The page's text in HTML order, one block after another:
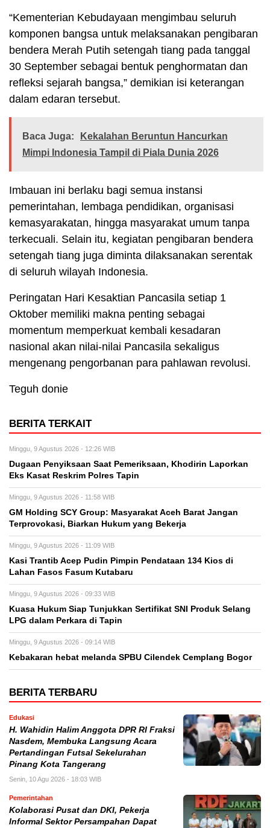
“Kementerian Kebudayaan mengimbau seluruh
komponen bangsa untuk melaksanakan pengibaran
bendera Merah Putih setengah tiang pada tanggal
30 September sebagai bentuk penghormatan dan
refleksi sejarah bangsa,” demikian isi keterangan
dalam edaran tersebut.
Baca Juga:
Kekalahan Beruntun Hancurkan
Mimpi Indonesia Tampil di Piala Dunia 2026
Imbauan ini berlaku bagi semua instansi
pemerintahan, lembaga pendidikan, organisasi
kemasyarakatan, hingga masyarakat umum tanpa
terkecuali. Selain itu, kegiatan pengibaran bendera
setengah tiang juga diminta dilaksanakan serentak
di seluruh wilayah Indonesia.
Peringatan Hari Kesaktian Pancasila setiap 1
Oktober memiliki makna penting sebagai
momentum memperkuat kembali kesadaran
nasional akan nilai-nilai Pancasila sekaligus
mengenang pengorbanan para pahlawan revolusi.
Teguh donie
BERITA TERKAIT
Minggu, 9 Agustus 2026 - 12:26 WIB
Dugaan Penyiksaan Saat Pemeriksaan, Khodirin Laporkan
Eks Kasat Reskrim Polres Tapin
Minggu, 9 Agustus 2026 - 11:58 WIB
GM Holding SCY Group: Masyarakat Aceh Barat Jangan
Terprovokasi, Biarkan Hukum yang Bekerja
Minggu, 9 Agustus 2026 - 11:09 WIB
Kasi Trantib Acep Pudin Pimpin Pendataan 134 Kios di
Lahan Fasos Fasum Kutabaru
Minggu, 9 Agustus 2026 - 09:33 WIB
Kuasa Hukum Siap Tunjukkan Sertifikat SNI Produk Selang
LPG dalam Perkara di Tapin
Minggu, 9 Agustus 2026 - 09:14 WIB
Kebakaran hebat melanda SPBU Cilendek Cemplang Bogor
BERITA TERBARU
Edukasi
H. Wahidin Halim Anggota DPR RI Fraksi
Nasdem, Membuka Langsung Acara
Pertandingan Futsal Sekelurahan
Pinang Kota Tangerang
Senin, 10 Agu 2026 - 18:03 WIB
Pemerintahan
Kolaborasi Pusat dan DKI, Pekerja
Informal Sektor Persampahan Dapat